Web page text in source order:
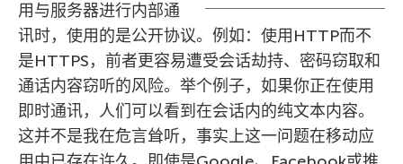
用与服务器进行内部通
讯时，使用的是公开协议。例如：使用HTTP而不
是HTTPS，前者更容易遭受会话劫持、密码窃取和
通话内容窃听的风险。举个例子，如果你正在使用
即时通讯，人们可以看到在会话内的纯文本内容。
这并不是我在危言耸听，事实上这一问题在移动应